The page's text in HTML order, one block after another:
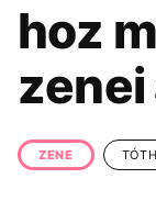
ÉLETMÓD
VIDEÓ
hoz
ZENE